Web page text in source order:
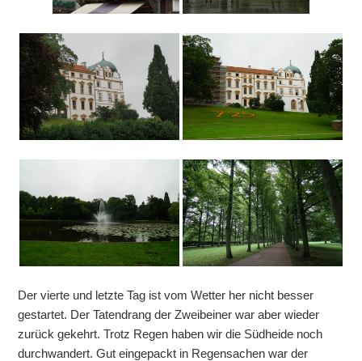
Der vierte und letzte Tag ist vom Wetter her nicht besser
gestartet. Der Tatendrang der Zweibeiner war aber wieder
zurück gekehrt. Trotz Regen haben wir die Südheide noch
durchwandert. Gut eingepackt in Regensachen war der